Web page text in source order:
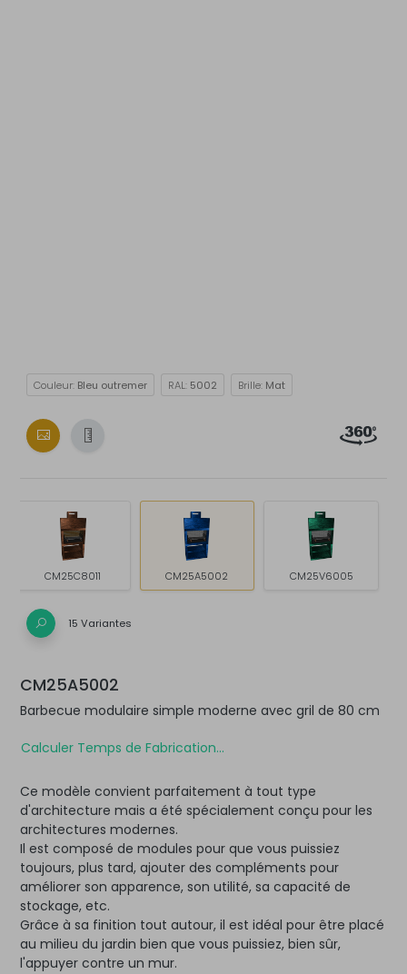
Couleur: Bleu outremer RAL: 5002 Brille: Mat
CM25C8011 CM25A5002 CM25V6005
15 Variantes
CM25A5002
Barbecue modulaire simple moderne avec gril de 80 cm
Calculer Temps de Fabrication...
Ce modèle convient parfaitement à tout type
d'architecture mais a été spécialement conçu pour les
architectures modernes.
Il est composé de modules pour que vous puissiez
toujours, plus tard, ajouter des compléments pour
améliorer son apparence, son utilité, sa capacité de
stockage, etc.
Grâce à sa finition tout autour, il est idéal pour être placé
au milieu du jardin bien que vous puissiez, bien sûr,
l'appuyer contre un mur.